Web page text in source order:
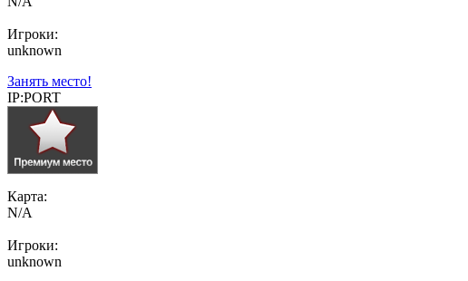
Игроки:
unknown
Занять место!
IP:PORT
Карта:
N/A
Игроки:
unknown